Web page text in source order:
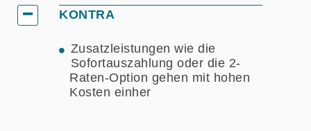
KONTRA
Zusatzleistungen wie die
Sofortauszahlung oder die 2-
Raten-Option gehen mit hohen
Kosten einher